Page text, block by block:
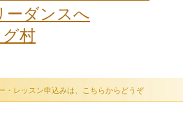
村
・レッスン申込みは、こちらからどうぞ